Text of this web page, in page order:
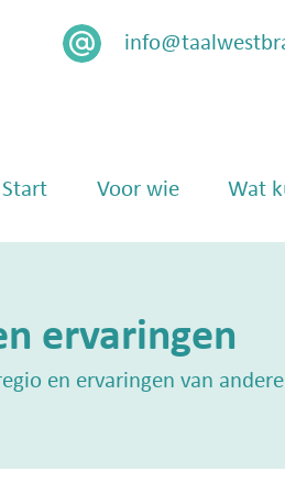
Skip naar content
Start Voor wie Wat
ervaringen
en ervaringen van